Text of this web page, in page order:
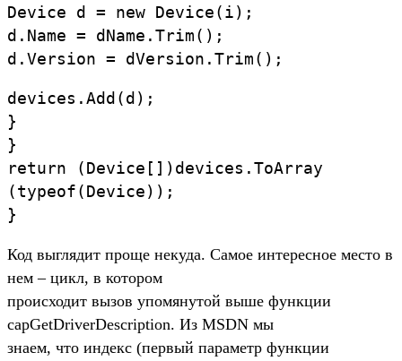
Device d = new Device(i);
d.Name = dName.Trim();
d.Version = dVersion.Trim();
devices.Add(d);
}
}
return (Device[])devices.ToArray
(typeof(Device));
}
Код выглядит проще некуда. Самое интересное место в
нем – цикл, в котором
происходит вызов упомянутой выше функции
capGetDriverDescription. Из MSDN мы
знаем, что индекс (первый параметр функции